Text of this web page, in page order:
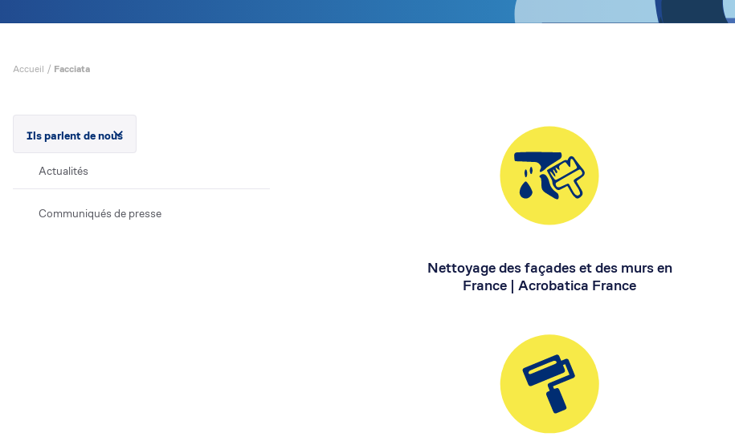
Accueil / Facciata
Ils parlent de nous
Actualités
Communiqués de presse
Nettoyage des façades et des murs en
France | Acrobatica France